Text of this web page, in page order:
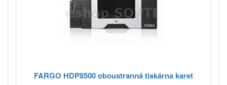
FARGO HDP8500 oboustranná tiskárna karet